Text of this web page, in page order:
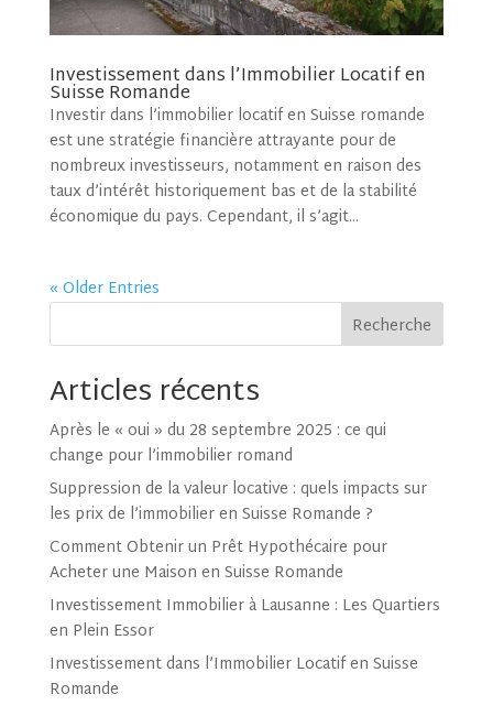
Investissement dans l’Immobilier Locatif en
Suisse Romande
Investir dans l’immobilier locatif en Suisse romande
est une stratégie financière attrayante pour de
nombreux investisseurs, notamment en raison des
taux d’intérêt historiquement bas et de la stabilité
économique du pays. Cependant, il s’agit...
« Older Entries
Recherche
Articles récents
Après le « oui » du 28 septembre 2025 : ce qui
change pour l’immobilier romand
Suppression de la valeur locative : quels impacts sur
les prix de l’immobilier en Suisse Romande ?
Comment Obtenir un Prêt Hypothécaire pour
Acheter une Maison en Suisse Romande
Investissement Immobilier à Lausanne : Les Quartiers
en Plein Essor
Investissement dans l’Immobilier Locatif en Suisse
Romande